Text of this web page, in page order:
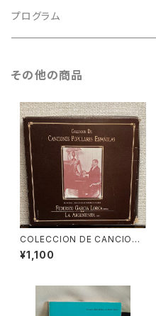
ルネサンス
古楽以外
古楽
プログラム
古楽以外
その他の商品
COLECCION DE CANCIONE
S POPULARES ESPAÑOLAS
【演奏者：FEDERICO GARCIA
¥1,100